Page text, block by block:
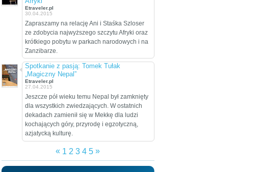
zamierzają przejechać
wzdłuż i wszerz w
trakcie dwumiesięcznej
Etraveler.pl
30.04.2015
Zapraszamy na relację Ani i Staśka Szloser
ze zdobycia najwyższego szczytu Afryki oraz
krótkiego pobytu w parkach narodowych i na
Zanzibarze.
Spotkanie z pasją: Tomek Tułak
„Magiczny Nepal”
Etraveler.pl
27.04.2015
Jeszcze pół wieku temu Nepal był zamknięty
dla wszystkich zwiedzających. W ostatnich
dekadach zamienił się w Mekkę dla ludzi
kochających góry, przyrodę i egzotyczną,
azjatycką kulturę.
« 1 2 3 4 5 »